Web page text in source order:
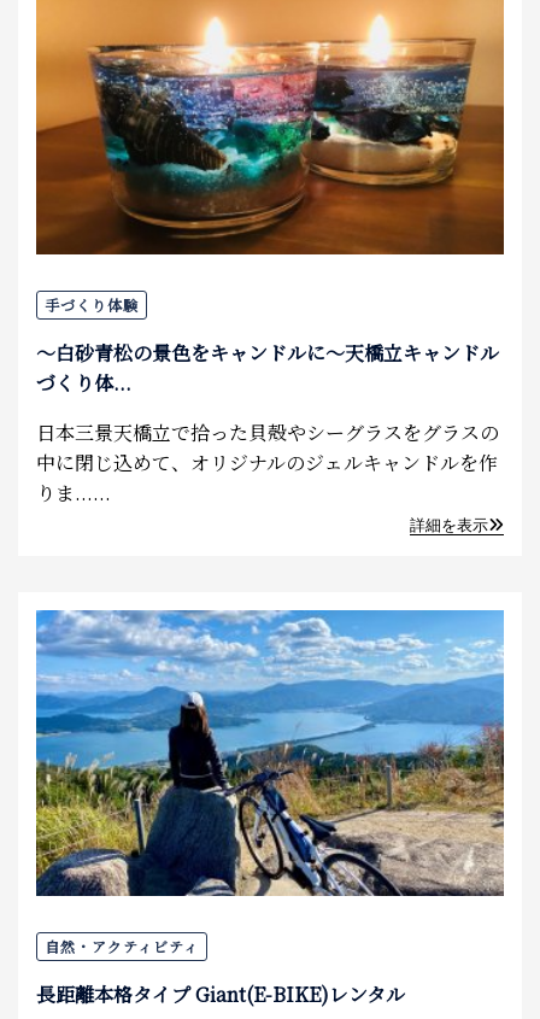
手づくり体験
～白砂青松の景色をキャンドルに～天橋立キャンドル
づくり体...
日本三景天橋立で拾った貝殻やシーグラスをグラスの
中に閉じ込めて、オリジナルのジェルキャンドルを作
りま......
詳細を表示
自然・アクティビティ
長距離本格タイプ Giant(E-BIKE)レンタル